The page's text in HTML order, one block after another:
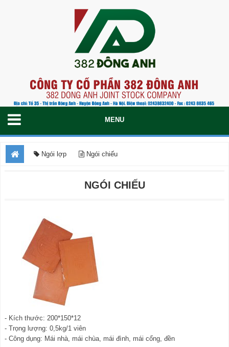
Ngói lợp Ngói chiếu
NGÓI CHIẾU
- Kích thước: 200*150*12
- Trọng lượng: 0,5kg/1 viên
- Công dụng: Mái nhà, mái chùa, mái đình, mái cổng, đền